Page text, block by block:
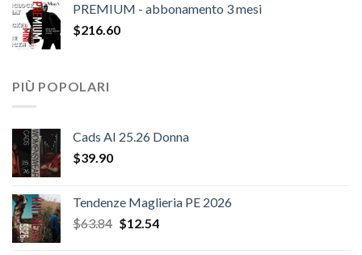
era:
$20.52.
è:
PREMIUM - abbonamento 3 mesi
$216.60
PIÙ POPOLARI
Cads AI 25.26 Donna
$39.90
Tendenze Maglieria PE 2026
$63.84 Il
$12.54Il